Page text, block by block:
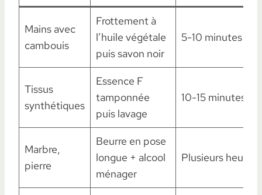
Mains avec
cambouis
Frottement à
l’huile végétale
puis savon noir
5-10 minutes
Tissus
synthétiques
Essence F
tamponnée
puis lavage
10-15 minutes
Marbre,
pierre
Beurre en pose
longue + alcool
ménager
Plusieurs heures